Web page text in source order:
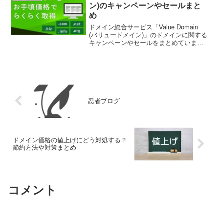
ン)のキャンペーンやセールまと
め
ドメイン総合サービス「Value Domain
(バリュードメイン)」のドメインに関する
キャンペーンやセールをまとめていま
忍者ブログ
ドメイン価格の値上げにどう対処する？
節約方法や対策まとめ
コメント